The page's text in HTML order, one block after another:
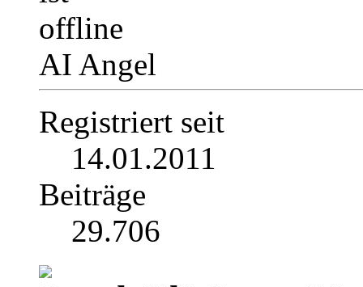
AI Angel
Registriert seit
14.01.2011
Beiträge
29.706